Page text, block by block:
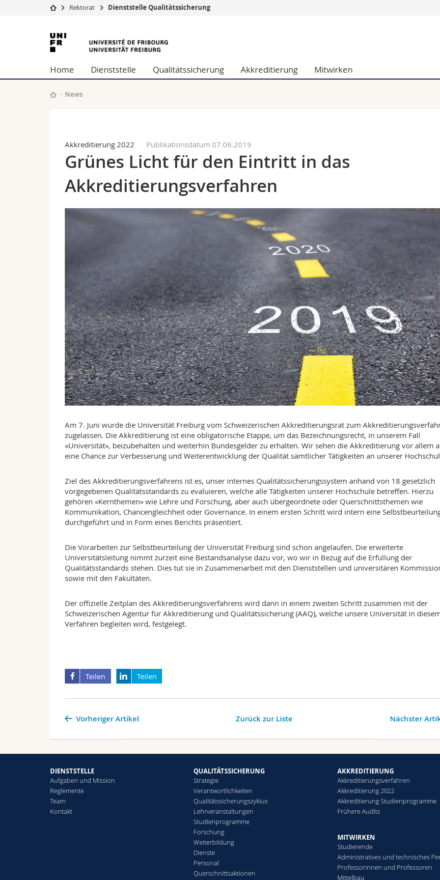
Universität
Studium
Forschung
Universität
Weiterbildung
Wirtschafts- und Sozialwissenschaftliche Fak.
Philosophische Fak.
Forschende
Rektorat Dienststelle Qualitätssicherung
Universität
Freiburg
Home Dienststelle Qualitätssicherung Akkreditierung Mitwirken
News
Akkreditierung 2022 Publikationsdatum 07.06.2019
Grünes Licht für den Eintritt in das
Akkreditierungsverfahren
Am 7. Juni wurde die Universität Freiburg vom Schweizerischen Akkreditierungsrat zum
zugelassen. Die Akkreditierung ist eine obligatorische Etappe, um das Bezeichnungsrecht, in unserem Fall
«Universität», beizubehalten und weiterhin Bundesgelder zu erhalten. Wir sehen die Akkreditierung vor allem
eine Chance zur Verbesserung und Weiterentwicklung der Qualität sämtlicher Tätigkeiten an unserer
Ziel des Akkreditierungsverfahrens ist es, unser internes Qualitätssicherungssystem anhand von 18 gesetzlich
vorgegebenen Qualitätsstandards zu evaluieren, welche alle Tätigkeiten unserer Hochschule betreffen. Hierzu
gehören «Kernthemen» wie Lehre und Forschung, aber auch übergeordnete oder Querschnittsthemen wie
Kommunikation, Chancengleichheit oder Governance. In einem ersten Schritt wird intern eine
durchgeführt und in Form eines Berichts präsentiert.
Die Vorarbeiten zur Selbstbeurteilung der Universität Freiburg sind schon angelaufen. Die erweiterte
Universitätsleitung nimmt zurzeit eine Bestandsanalyse dazu vor, wo wir in Bezug auf die Erfüllung der
Qualitätsstandards stehen. Dies tut sie in Zusammenarbeit mit den Dienststellen und universitären
sowie mit den Fakultäten.
Der offizielle Zeitplan des Akkreditierungsverfahrens wird dann in einem zweiten Schritt zusammen mit der
Schweizerischen Agentur für Akkreditierung und Qualitätssicherung (AAQ), welche unsere Universität in
Verfahren begleiten wird, festgelegt.
Teilen Teilen
Nächster
Vorheriger Artikel Zurück zur Liste
DIENSTSTELLE
Aufgaben und Mission
Reglemente
Team
Kontakt
QUALITÄTSSICHERUNG
Strategie
Verantwortlichkeiten
Qualitätssicherungszyklus
Lehrveranstaltungen
Studienprogramme
Forschung
Weiterbildung
Dienste
Personal
Querschnittsaktionen
AKKREDITIERUNG
Akkreditierungsverfahren
Akkreditierung 2022
Akkreditierung Studienprogramme
Frühere Audits
MITWIRKEN
Studierende
Administratives und technisches
Professorinnen und Professoren
Mittelbau